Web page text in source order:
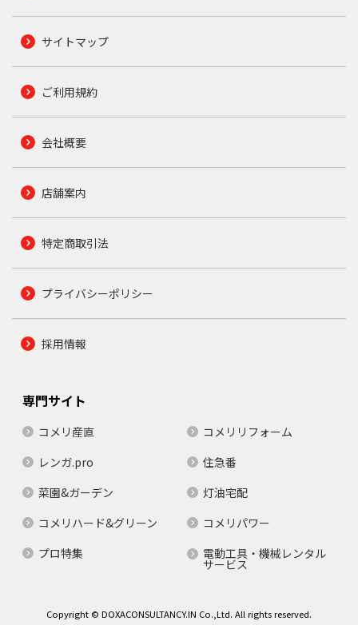
サイトマップ
ご利用規約
会社概要
店舗案内
特定商取引法
プライバシーポリシー
採用情報
専門サイト
コメリ産直
コメリリフォーム
レンガ.pro
住急番
菜園&ガーデン
灯油宅配
コメリハード&グリーン
コメリパワー
プロ特集
電動工具・機械レンタル
サービス
Copyright © DOXACONSULTANCY.IN Co.,Ltd. All rights reserved.